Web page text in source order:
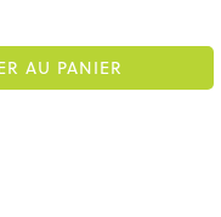
AU PANIER